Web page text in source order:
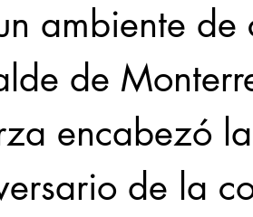
ambiente
de
encabezó
de la